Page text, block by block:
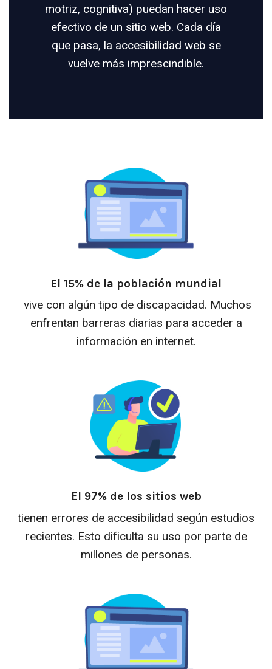
motriz, cognitiva) puedan hacer uso
efectivo de un sitio web. Cada día
que pasa, la accesibilidad web se
vuelve más imprescindible.
El 15% de la población mundial
vive con algún tipo de discapacidad. Muchos
enfrentan barreras diarias para acceder a
información en internet.
El 97% de los sitios web
tienen errores de accesibilidad según estudios
recientes. Esto dificulta su uso por parte de
millones de personas.